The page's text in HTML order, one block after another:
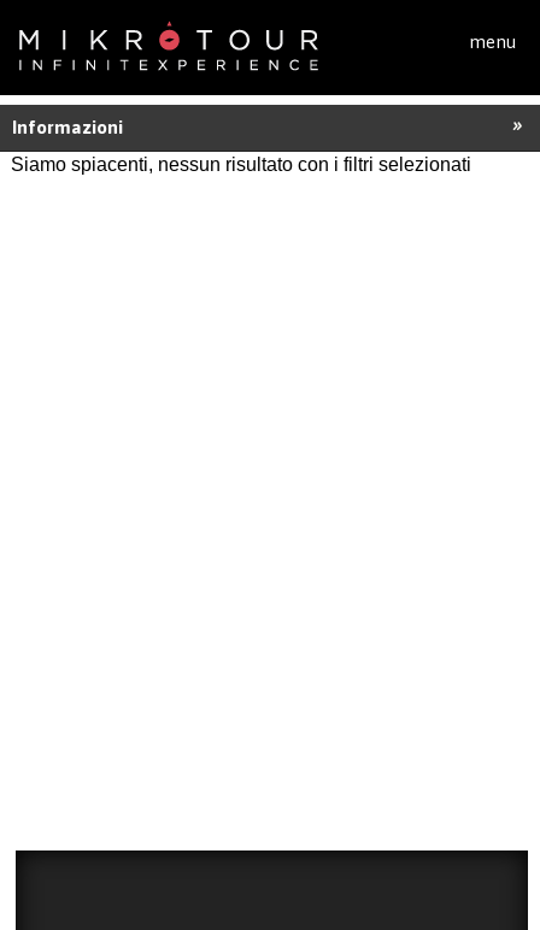
menu
Informazioni
Siamo spiacenti, nessun risultato con i filtri selezionati